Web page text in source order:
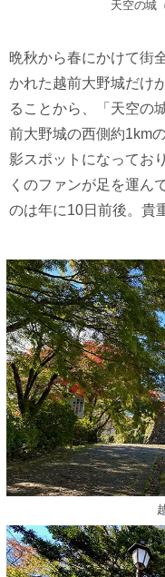
天空の城
晩秋から春にかけて街
かれた越前大野城だけ
ることから、「天空の
前大野城の西側約1km
影スポットになってお
くのファンが足を運ん
のは年に10日前後。貴